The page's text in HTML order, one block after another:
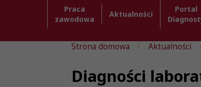
Praca
zawodowa
Aktualności
Portal
Strona domowa Aktualności
Diagności